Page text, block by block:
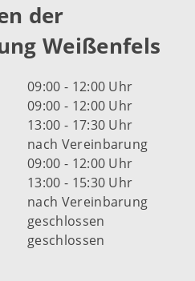
der
Weißenfels
09:00 - 12:00 Uhr
09:00 - 12:00 Uhr
13:00 - 17:30 Uhr
nach Vereinbarung
09:00 - 12:00 Uhr
13:00 - 15:30 Uhr
nach Vereinbarung
geschlossen
geschlossen